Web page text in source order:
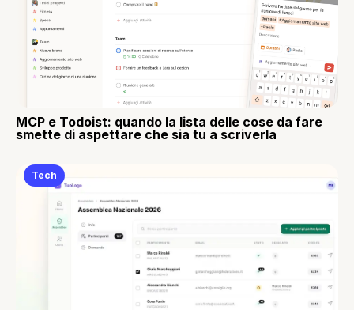
MCP e Todoist: quando la lista delle cose da fare
smette di aspettare che sia tu a scriverla
Tech